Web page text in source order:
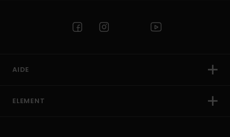
AIDE
ELEMENT